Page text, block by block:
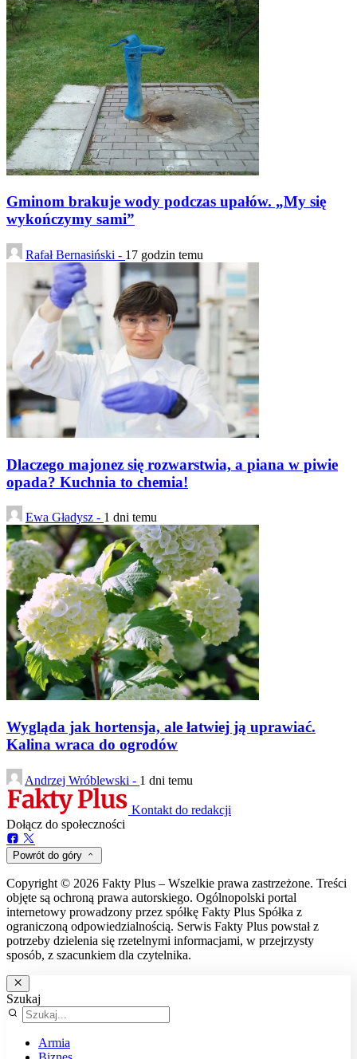
Gminom brakuje wody podczas upałów. „My się
wykończymy sami”
Rafał Bernasiński - 17 godzin temu
Dlaczego majonez się rozwarstwia, a piana w piwie
opada? Kuchnia to chemia!
Ewa Gładysz - 1 dni temu
Wygląda jak hortensja, ale łatwiej ją uprawiać.
Kalina wraca do ogrodów
Andrzej Wróblewski - 1 dni temu
Kontakt do redakcji
Dołącz do społeczności
Powrót do góry
Copyright © 2026 Fakty Plus – Wszelkie prawa zastrzeżone. Treści
objęte są ochroną prawa autorskiego. Ogólnopolski portal
internetowy prowadzony przez spółkę Fakty Plus Spółka z
ograniczoną odpowiedzialnością. Serwis Fakty Plus powstał z
potrzeby dzielenia się rzetelnymi informacjami, w przejrzysty
sposób, z szacunkiem dla czytelnika.
Szukaj
Armia